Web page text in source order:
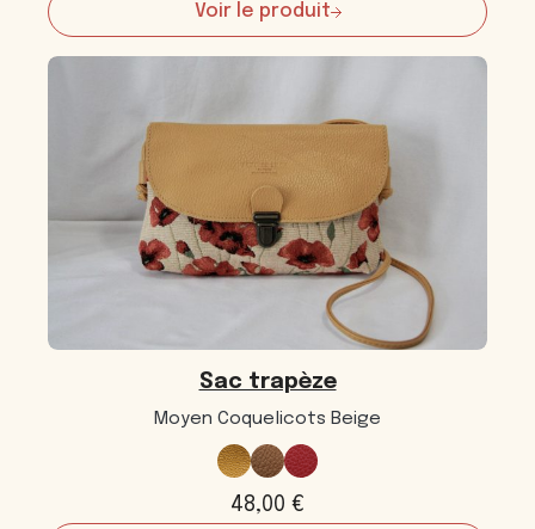
Voir le produit
:
Sac
trapèze
Sac trapèze
Moyen Coquelicots Beige
48,00 €